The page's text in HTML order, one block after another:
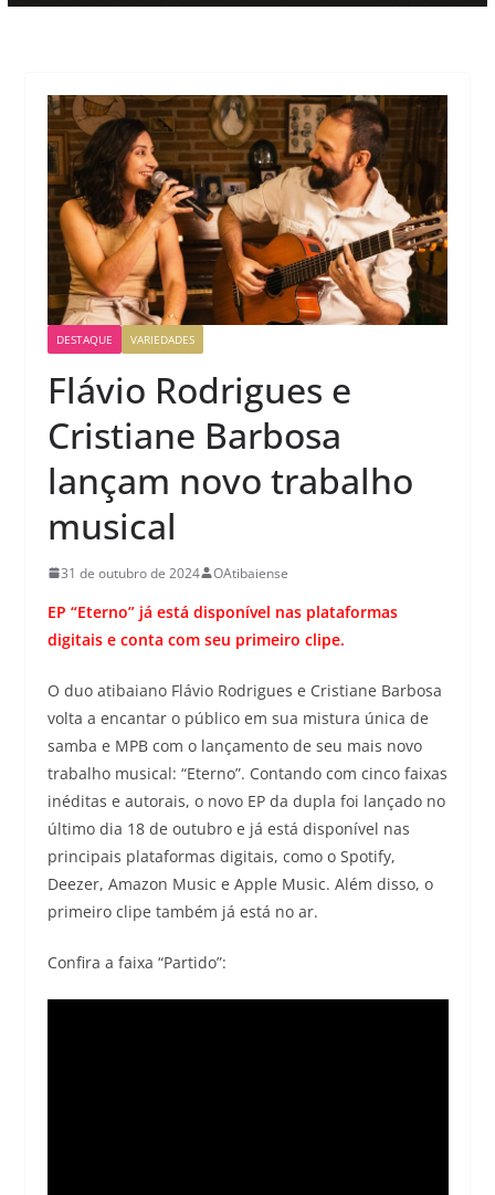
DESTAQUE VARIEDADES
Flávio Rodrigues e
Cristiane Barbosa
lançam novo trabalho
musical
31 de outubro de 2024 OAtibaiense
EP “Eterno” já está disponível nas plataformas
digitais e conta com seu primeiro clipe.
O duo atibaiano Flávio Rodrigues e Cristiane Barbosa
volta a encantar o público em sua mistura única de
samba e MPB com o lançamento de seu mais novo
trabalho musical: “Eterno”. Contando com cinco faixas
inéditas e autorais, o novo EP da dupla foi lançado no
último dia 18 de outubro e já está disponível nas
principais plataformas digitais, como o Spotify,
Deezer, Amazon Music e Apple Music. Além disso, o
primeiro clipe também já está no ar.
Confira a faixa “Partido”: